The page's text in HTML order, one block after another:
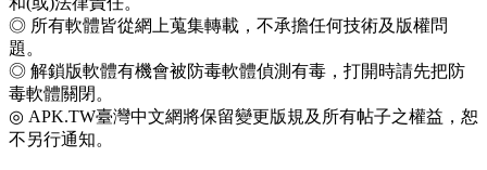
◎ 所有軟體皆從網上蒐集轉載，不承擔任何技術及版權問
題。
◎ 解鎖版軟體有機會被防毒軟體偵測有毒，打開時請先把防
毒軟體關閉。
◎ APK.TW臺灣中文網將保留變更版規及所有帖子之權益，恕
不另行通知。